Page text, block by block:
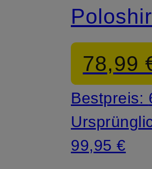
TECH
aus
78,99
Bestpreis:
99,95 €